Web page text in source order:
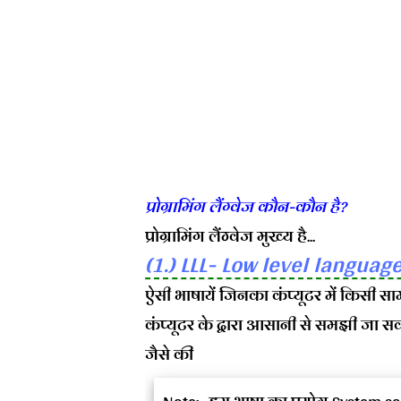
प्रोग्रामिंग लैंग्वेज कौन-कौन है?
प्रोग्रामिंग लैंग्वेज मुख्य है...
(1.) LLL- Low level
ऐसी भाषायें जिनका कंप्यूटर में किसी
कंप्यूटर के द्वारा आसानी से समझी जा
जैसे की